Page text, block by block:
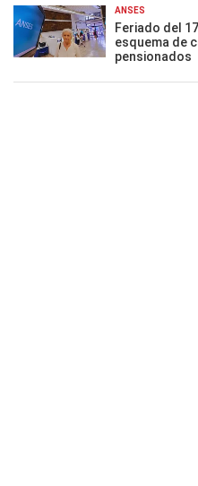
ANSES
Feriado del
esquema de
pensionados